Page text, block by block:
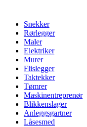
Snekker
Rørlegger
Maler
Elektriker
Murer
Flislegger
Taktekker
Tømrer
Maskinentreprenør
Blikkenslager
Anleggsgartner
Låsesmed